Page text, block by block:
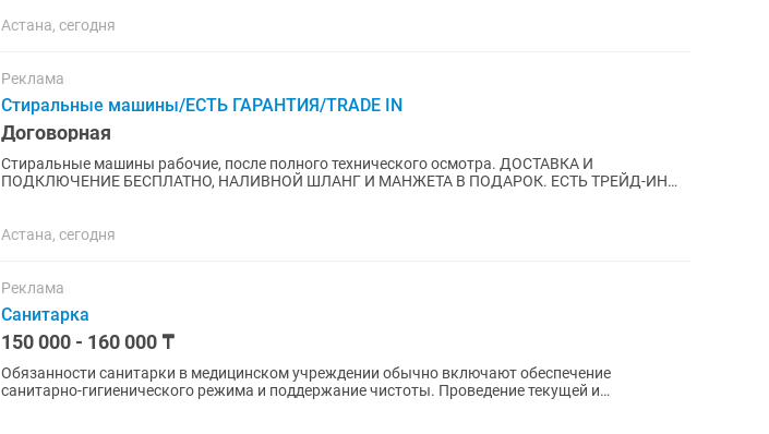
Астана, сегодня
Реклама
Стиральные машины/ЕСТЬ ГАРАНТИЯ/TRADE IN
Договорная
Стиральные машины рабочие, после полного технического осмотра. ДОСТАВКА И
ПОДКЛЮЧЕНИЕ БЕСПЛАТНО, НАЛИВНОЙ ШЛАНГ И МАНЖЕТА В ПОДАРОК. ЕСТЬ ТРЕЙД-ИН
Астана, сегодня
Реклама
Санитарка
150 000 - 160 000 ₸
Обязанности санитарки в медицинском учреждении обычно включают обеспечение
санитарно-гигиенического режима и поддержание чистоты. Проведение текущей и